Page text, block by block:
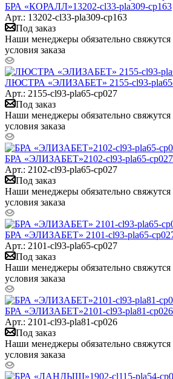
БРА «КОРАЛЛ»13202-cl33-pla309-cp163
Арт.: 13202-cl33-pla309-cp163
Под заказ
Наши менеджеры обязательно свяжутся
условия заказа
ЛЮСТРА «ЭЛИЗАБЕТ» 2155-cl93-
Арт.: 2155-cl93-pla65-cp027
Под заказ
Наши менеджеры обязательно свяжутся
условия заказа
БРА «ЭЛИЗАБЕТ»2102-cl93-pla65-cp027
Арт.: 2102-cl93-pla65-cp027
Под заказ
Наши менеджеры обязательно свяжутся
условия заказа
БРА «ЭЛИЗАБЕТ» 2101-cl93-pla65-
Арт.: 2101-cl93-pla65-cp027
Под заказ
Наши менеджеры обязательно свяжутся
условия заказа
БРА «ЭЛИЗАБЕТ»2101-cl93-pla81-cp026
Арт.: 2101-cl93-pla81-cp026
Под заказ
Наши менеджеры обязательно свяжутся
условия заказа